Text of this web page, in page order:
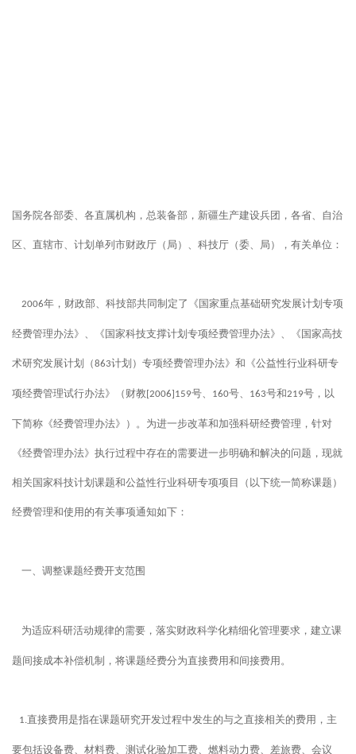
国务院各部委、各直属机构，总装备部，新疆生产建设兵团，各省、自治
区、直辖市、计划单列市财政厅（局）、科技厅（委、局），有关单位：
2006年，财政部、科技部共同制定了《国家重点基础研究发展计划专项
经费管理办法》、《国家科技支撑计划专项经费管理办法》、《国家高技
术研究发展计划（863计划）专项经费管理办法》和《公益性行业科研专
项经费管理试行办法》（财教[2006]159号、 160号、 163号和219号，以
下简称《经费管理办法》）。为进一步改革和加强科研经费管理，针对
《经费管理办法》执行过程中存在的需要进一步明确和解决的问题，现就
相关国家科技计划课题和公益性行业科研专项项目（以下统一简称课题）
经费管理和使用的有关事项通知如下：
一、调整课题经费开支范围
为适应科研活动规律的需要，落实财政科学化精细化管理要求，建立课
题间接成本补偿机制，将课题经费分为直接费用和间接费用。
1.直接费用是指在课题研究开发过程中发生的与之直接相关的费用，主
要包括设备费、材料费、测试化验加工费、燃料动力费、差旅费、会议